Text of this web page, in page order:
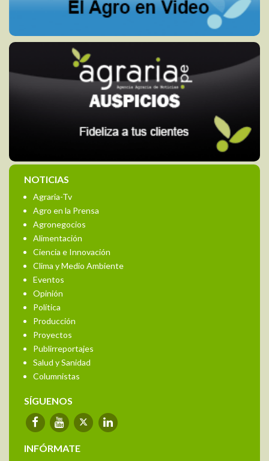
NOTICIAS
Agraria-Tv
Agro en la Prensa
Agronegocios
Alimentación
Ciencia e Innovación
Clima y Medio Ambiente
Eventos
Opinión
Política
Producción
Proyectos
Publirreportajes
Salud y Sanidad
Columnistas
SÍGUENOS
INFÓRMATE